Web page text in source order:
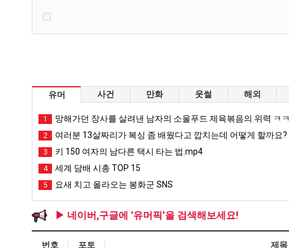
유머 사건 만화 웃썰 해외
1 망해가던 장사를 살려낸 남자의 소울푸드 제육볶음의 위력 ㅋㅋ
2 여러분 13살짜리가 복싱 좀 배웠다고 깝치는데 어떻게 할까요?
3 키 150 여자의 남다른 택시 타는 법.mp4
4 세계 담배 시총 TOP 15
5 요새 치고 올라오는 봉화군 SNS
▶ 네이버,구글에 '유머픽'을 검색해보세요!
번호 포토 제목